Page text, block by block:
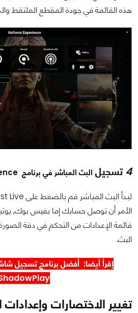
هذه القائمة في جودة المقطع الملتقط
4تسجيل البث المباشر في برنامج GeForce Experience
قائمة الإعدادات من التحكم في دقة
البث.
إقرأ أيضا:
تغيير الاختصارات وإعدادات